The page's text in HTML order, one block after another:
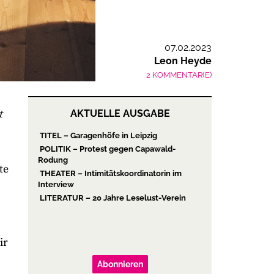
07.02.2023
Leon Heyde
2 KOMMENTAR(E)
AKTUELLE AUSGABE
TITEL – Garagenhöfe in Leipzig
POLITIK – Protest gegen Capawald-
Rodung
THEATER – Intimitätskoordinatorin im
Interview
LITERATUR – 20 Jahre Leselust-Verein
Abonnieren